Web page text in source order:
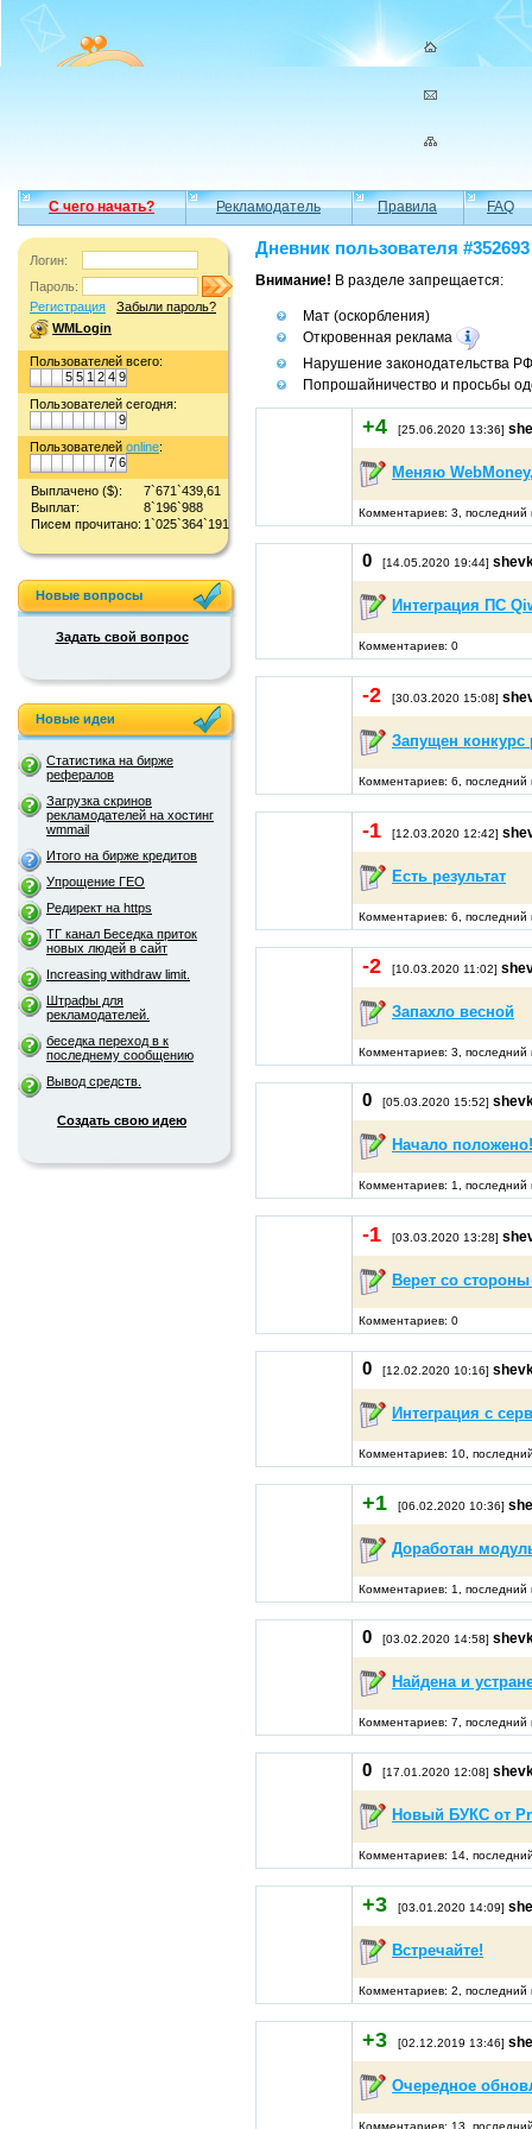
С чего начать? Рекламодатель Правила FAQ
Логин:
Пароль:
Регистрация
Забыли пароль?
WMLogin
Пользователей всего:
5 5 1 2 4 9
Пользователей сегодня:
9
Пользователей online:
7 6
Выплачено ($):
7`671`439,61
Выплат:
8`196`988
Писем прочитано: 1`025`364`191
Новые вопросы
Задать свой вопрос
Новые идеи
Статистика на бирже
рефералов
Загрузка скринов
рекламодателей на хостинг
wmmail
Итого на бирже кредитов
Упрощение ГЕО
Редирект на https
ТГ канал Беседка приток
новых людей в сайт
Increasing withdraw limit.
Штрафы для
рекламодателей.
беседка переход в к
последнему сообщению
Вывод средств.
Создать свою идею
Дневник пользователя
Внимание! В разделе запрещается:
Мат (оскорбления)
Откровенная реклама
Нарушение законодательства РФ
Попрошайничество и просьбы
+4 [25.06.2020 13:36]
Меняю
Комментариев: 3,
0 [14.05.2020 19:44]
Интеграция ПС
Комментариев: 0
-2 [30.03.2020 15:08]
Запущен
Комментариев: 6,
-1 [12.03.2020 12:42]
Есть результат
Комментариев: 6,
-2 [10.03.2020 11:02]
Запахло весной
Комментариев: 3,
0 [05.03.2020 15:52]
Начало положено!
Комментариев: 1,
-1 [03.03.2020 13:28]
Верет со
Комментариев: 0
0 [12.02.2020 10:16]
Интеграция с
Комментариев: 10,
+1 [06.02.2020 10:36]
Доработан
Комментариев: 1,
0 [03.02.2020 14:58]
Найдена и
Комментариев: 7,
0 [17.01.2020 12:08]
Новый БУКС от
Комментариев: 14,
+3 [03.01.2020 14:09]
Встречайте!
Комментариев: 2,
+3 [02.12.2019 13:46]
Очередное
Комментариев: 13,